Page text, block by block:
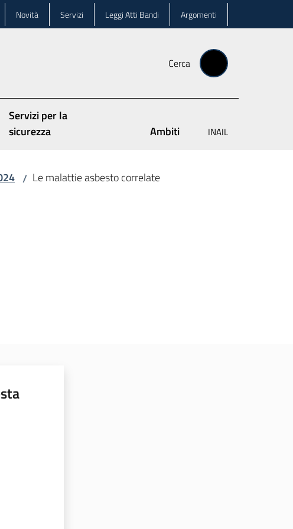
Novità Servizi Leggi Atti Bandi Argomenti
Cerca
Servizi per la
sicurezza
Ambiti INAIL
/ Le malattie asbesto correlate